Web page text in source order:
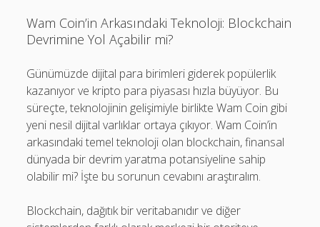
Wam Coin’in Arkasındaki Teknoloji: Blockchain
Devrimine Yol Açabilir mi?
Günümüzde dijital para birimleri giderek popülerlik
kazanıyor ve kripto para piyasası hızla büyüyor. Bu
süreçte, teknolojinin gelişimiyle birlikte Wam Coin gibi
yeni nesil dijital varlıklar ortaya çıkıyor. Wam Coin’in
arkasındaki temel teknoloji olan blockchain, finansal
dünyada bir devrim yaratma potansiyeline sahip
olabilir mi? İşte bu sorunun cevabını araştıralım.
Blockchain, dağıtık bir veritabanıdır ve diğer